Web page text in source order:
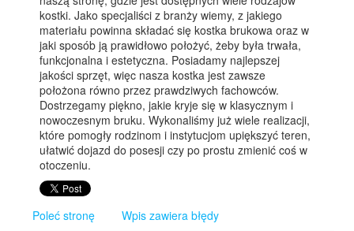
kostki. Jako specjaliści z branży wiemy, z jakiego
materiału powinna składać się kostka brukowa oraz w
jaki sposób ją prawidłowo położyć, żeby była trwała,
funkcjonalna i estetyczna. Posiadamy najlepszej
jakości sprzęt, więc nasza kostka jest zawsze
położona równo przez prawdziwych fachowców.
Dostrzegamy piękno, jakie kryje się w klasycznym i
nowoczesnym bruku. Wykonaliśmy już wiele realizacji,
które pomogły rodzinom i instytucjom upiększyć teren,
ułatwić dojazd do posesji czy po prostu zmienić coś w
otoczeniu.
Poleć stronę Wpis zawiera błędy